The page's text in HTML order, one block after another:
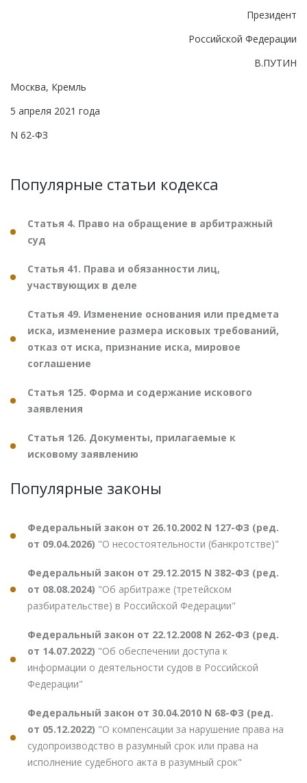
Президент
Российской Федерации
В.ПУТИН
Москва, Кремль
5 апреля 2021 года
N 62-ФЗ
Популярные статьи кодекса
Статья 4. Право на обращение в арбитражный
суд
Статья 41. Права и обязанности лиц,
участвующих в деле
Статья 49. Изменение основания или предмета
иска, изменение размера исковых требований,
отказ от иска, признание иска, мировое
соглашение
Статья 125. Форма и содержание искового
заявления
Статья 126. Документы, прилагаемые к
исковому заявлению
Популярные законы
Федеральный закон от 26.10.2002 N 127-ФЗ (ред.
от 09.04.2026) "О несостоятельности (банкротстве)"
Федеральный закон от 29.12.2015 N 382-ФЗ (ред.
от 08.08.2024) "Об арбитраже (третейском
разбирательстве) в Российской Федерации"
Федеральный закон от 22.12.2008 N 262-ФЗ (ред.
от 14.07.2022) "Об обеспечении доступа к
информации о деятельности судов в Российской
Федерации"
Федеральный закон от 30.04.2010 N 68-ФЗ (ред.
от 05.12.2022) "О компенсации за нарушение права на
судопроизводство в разумный срок или права на
исполнение судебного акта в разумный срок"